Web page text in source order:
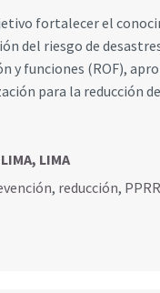
fortalecer el
del riesgo de
y funciones (ROF),
para la reducción
LIMA
, reducción,